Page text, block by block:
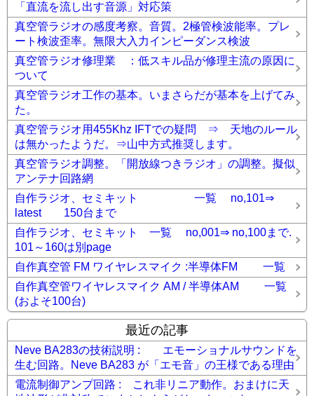
「直流を流し出す音源」対応策
真空管ラジオの感度考察。音質。2極管検波能率。プレ
ート検波歪率。無限大入力インピーダンス検波
真空管ラジオ修理業 ：低スキル品が修理主流の原因に
ついて
真空管ラジオ工作の基本。いまさらだが基本を上げてみ
た。
真空管ラジオ用455Khz IFTでの疑問 ⇒ 天地のルール
は無かったようだ。⇒山中方式推奨します。
真空管ラジオ調整。「開放線つきラジオ」の調整。擬似
アンテナ回路網
自作ラジオ、セミキット 一覧 no,101⇒
latest 150台まで
自作ラジオ、セミキット 一覧 no,001⇒ no,100まで.
101～160は別page
自作真空管 FM ワイヤレスマイク :半導体FM 一覧
自作真空管ワイヤレスマイク AM / 半導体AM 一覧
(およそ100台)
最近の記事
Neve BA283の技術説明 : エモーショナルサウンドを
生む回路。Neve BA283 が「エモ音」の王様である理由
電流制御アンプ回路 : これ非リニア動作。おまけに天